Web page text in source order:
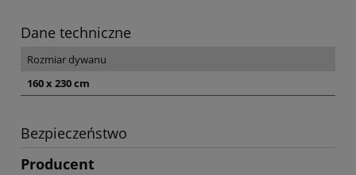
Dane techniczne
Rozmiar dywanu
160 x 230 cm
Bezpieczeństwo
Producent